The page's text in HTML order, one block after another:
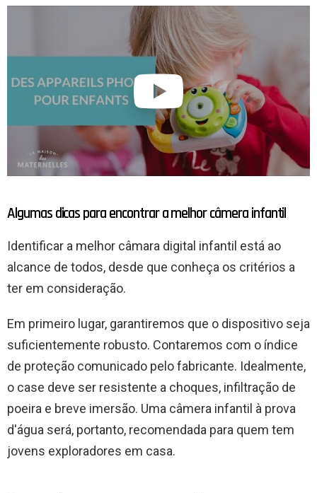
Algumas dicas para encontrar a melhor câmera infantil
Identificar a melhor câmara digital infantil está ao
alcance de todos, desde que conheça os critérios a
ter em consideração.
Em primeiro lugar, garantiremos que o dispositivo seja
suficientemente robusto. Contaremos com o índice
de proteção comunicado pelo fabricante. Idealmente,
o case deve ser resistente a choques, infiltração de
poeira e breve imersão. Uma câmera infantil à prova
d'água será, portanto, recomendada para quem tem
jovens exploradores em casa.